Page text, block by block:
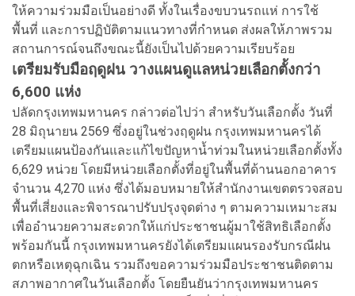
ให้ความร่วมมือเป็นอย่างดี ทั้งในเรื่องขบวนรถแห่ การใช้
พื้นที่ และการปฏิบัติตามแนวทางที่กำหนด ส่งผลให้ภาพรวม
สถานการณ์จนถึงขณะนี้ยังเป็นไปด้วยความเรียบร้อย
เตรียมรับมือฤดูฝน วางแผนดูแลหน่วยเลือกตั้งกว่า
6,600 แห่ง
ปลัดกรุงเทพมหานคร กล่าวต่อไปว่า สำหรับวันเลือกตั้ง วันที่
28 มิถุนายน 2569 ซึ่งอยู่ในช่วงฤดูฝน กรุงเทพมหานครได้
เตรียมแผนป้องกันและแก้ไขปัญหาน้ำท่วมในหน่วยเลือกตั้งทั้ง
6,629 หน่วย โดยมีหน่วยเลือกตั้งที่อยู่ในพื้นที่ด้านนอกอาคาร
จำนวน 4,270 แห่ง ซึ่งได้มอบหมายให้สำนักงานเขตตรวจสอบ
พื้นที่เสี่ยงและพิจารณาปรับปรุงจุดต่าง ๆ ตามความเหมาะสม
เพื่ออำนวยความสะดวกให้แก่ประชาชนผู้มาใช้สิทธิเลือกตั้ง
พร้อมกันนี้ กรุงเทพมหานครยังได้เตรียมแผนรองรับกรณีฝน
ตกหรือเหตุฉุกเฉิน รวมถึงขอความร่วมมือประชาชนติดตาม
สภาพอากาศในวันเลือกตั้ง โดยยืนยันว่ากรุงเทพมหานคร